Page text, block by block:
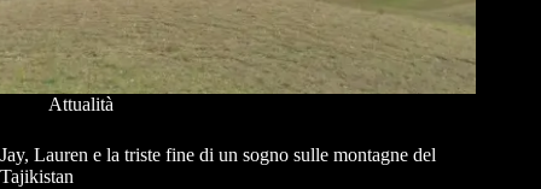
Attualità
Jay, Lauren e la triste fine di un sogno sulle montagne del
Tajikistan